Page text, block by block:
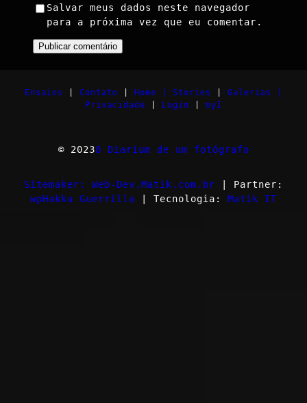
Salvar meus dados neste navegador
para a próxima vez que eu comentar.
Ensaios Contato Home | Stories
Galerias |
Privacidade
Login myI
© 2023O Diarium de um fotógrafo
Sitemaker: Web-Dev.Matik.com.br | Partner:
wpHakka Guerrilla | Tecnologia: Matik IT